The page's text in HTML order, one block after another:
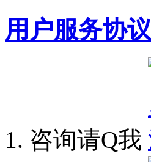
用户服务协议
咨询请Q我